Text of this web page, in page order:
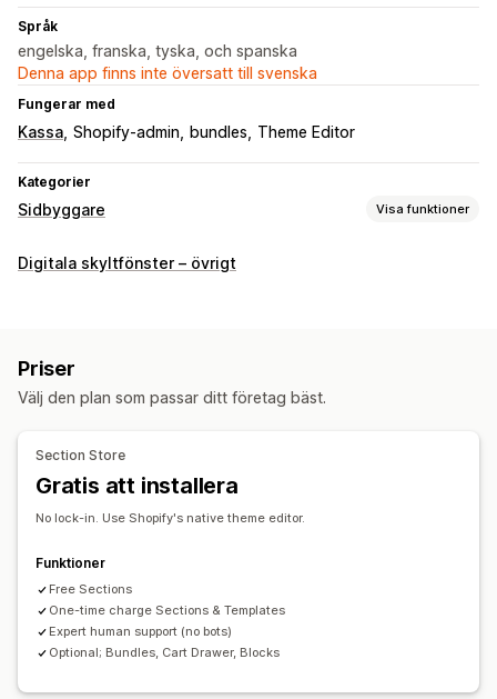
Språk
engelska, franska, tyska, och spanska
Denna app finns inte översatt till svenska
Fungerar med
Kassa Shopify-admin bundles Theme Editor
Kategorier
Sidbyggare Visa funktioner
Sidtyper
Varukorgssidor
Formulär Sidor med 404-fel Pressidor
Sidor med prissättningsplaner
Anpassade sidor
Redigeringsverktyg
Globala avsnitt
Mobilanpassning Lazy loading (laddas vid behov)
A/B-testning
Digitala skyltfönster – övrigt
Priser
Välj den plan som passar ditt företag bäst.
Section Store
Gratis att installera
No lock-in. Use Shopify's native theme editor.
Funktioner
Free Sections
One-time charge Sections & Templates
Expert human support (no bots)
Optional; Bundles, Cart Drawer, Blocks